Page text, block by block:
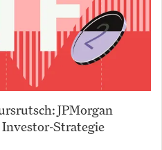
JPMorgan
Strategie